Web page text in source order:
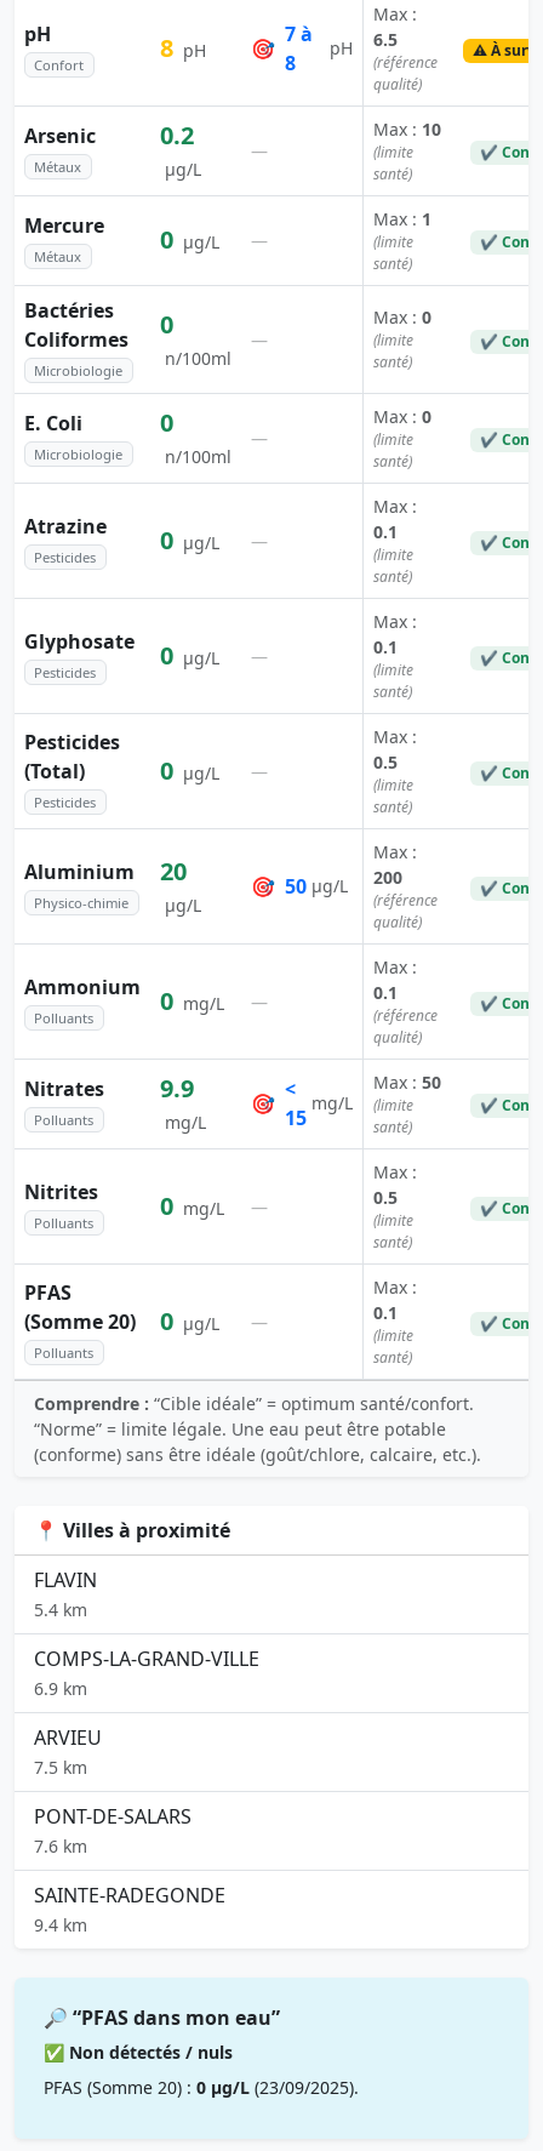
pH
Confort
8 pH 🎯
7 à
8
pH
Max :
6.5
(référence
qualité)
⚠️ À
Arsenic
Métaux
0.2
µg/L
—
Max : 10
(limite
santé)
✔
Mercure
Métaux
0 µg/L —
Max : 1
(limite
santé)
✔
Bactéries
Coliformes
Microbiologie
0
n/100ml
—
Max : 0
(limite
santé)
✔
E. Coli
Microbiologie
0
n/100ml
—
Max : 0
(limite
santé)
✔
Atrazine
Pesticides
0 µg/L —
Max :
0.1
(limite
santé)
✔
Glyphosate
Pesticides
0 µg/L —
Max :
0.1
(limite
santé)
✔
Pesticides
(Total)
Pesticides
0 µg/L —
Max :
0.5
(limite
santé)
✔
Aluminium
Physico-chimie
20
µg/L
🎯 50 µg/L
Max :
200
(référence
qualité)
✔
Ammonium
Polluants
0 mg/L —
Max :
0.1
(référence
qualité)
✔
Nitrates
Polluants
9.9
mg/L
🎯
<
15
mg/L
Max : 50
(limite
santé)
✔
Nitrites
Polluants
0 mg/L —
Max :
0.5
(limite
santé)
✔
PFAS
(Somme 20)
Polluants
0 µg/L —
Max :
0.1
(limite
santé)
✔
Comprendre : “Cible idéale” = optimum santé/confort.
“Norme” = limite légale. Une eau peut être potable
(conforme) sans être idéale (goût/chlore, calcaire, etc.).
📍 Villes à proximité
FLAVIN
5.4 km
COMPS-LA-GRAND-VILLE
6.9 km
ARVIEU
7.5 km
PONT-DE-SALARS
7.6 km
SAINTE-RADEGONDE
9.4 km
🔎 “PFAS dans mon eau”
✅ Non détectés / nuls
PFAS (Somme 20) : 0 µg/L (23/09/2025).